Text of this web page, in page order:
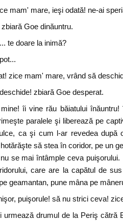
mam' mare, ieşi odată! ne-ai
Goe dinăuntru.
te doare la inimă?
zice mam' mare, vrând să
zbiară Goe desperat.
îi vine rău băiatului
paralele şi liberează pe
ca şi cum l-ar revedea după
să stea în coridor, pe un
se mai întâmple ceva
care are la capătul de
geamantan, pune mâna pe
puişorule! să nu strici ceva!
urmează drumul de la Periş cătră